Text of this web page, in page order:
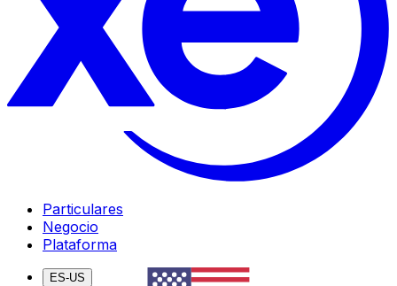
Particulares
Negocio
Plataforma
ES-US